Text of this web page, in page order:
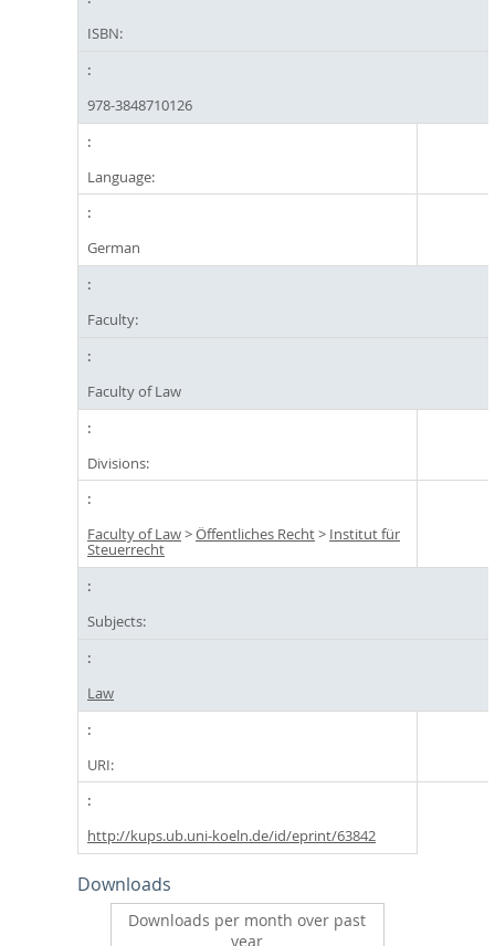
ISBN:
978-3848710126
Language:
German
Faculty:
Faculty of Law
Divisions:
Faculty of Law>Öffentliches Recht> Institut für
Steuerrecht
Subjects:
Law
URI:
http://kups.ub.uni-koeln.de/id/eprint/63842
Downloads
Downloads per month over past
year